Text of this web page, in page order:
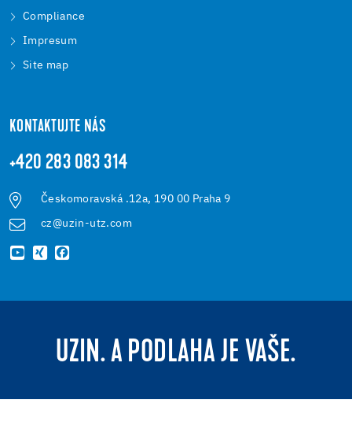
Compliance
Impresum
Site map
KONTAKTUJTE NÁS
+420 283 083 314
Českomoravská .12a, 190 00 Praha 9
cz@uzin-utz.com
UZIN. A PODLAHA JE VAŠE.